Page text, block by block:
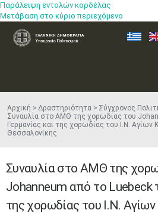
Παράλειψη εντολών κορδέλας
Μετάβαση στο κύριο περιεχόμενο
ελ en
Αρχική Δραστηριότητα Σύγχρονος
Συναυλία στο ΑΜΘ της χορωδίας του
Γερμανίας και της χορωδίας του Ι.Ν. Αγίων
Θεσσαλονίκης
Συναυλία στο ΑΜΘ της
Johanneum από το Luebeck
της χορωδίας του Ι.Ν. Αγίων